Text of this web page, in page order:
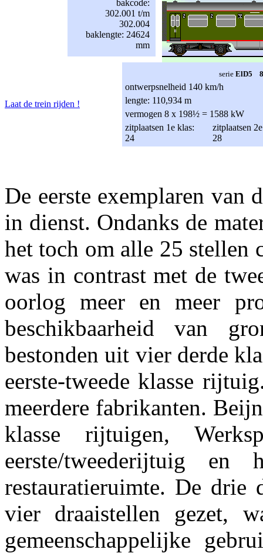
bakcode:
302.001 t/m
302.004
baklengte: 24624
mm
Laat de trein rijden !
serie ElD5
ontwerpsnelheid 140 km/h
lengte: 110,934 m
vermogen 8 x 198½ = 1588 kW
zitplaatsen 1e klas:
24
zitplaatsen
28
De eerste exemplaren van
in dienst. Ondanks de
het toch om alle 25 stellen
was in contrast met de
oorlog meer en meer
beschikbaarheid van
bestonden uit vier derde
eerste-tweede klasse
meerdere fabrikanten.
klasse rijtuigen,
eerste/tweederijtuig
restauratieruimte. De drie
vier draaistellen gezet,
gemeenschappelijke